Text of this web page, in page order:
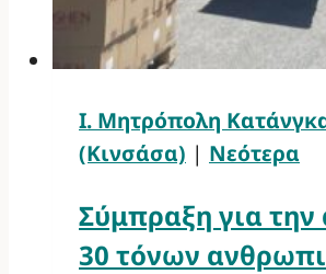
Ι. Μητρόπολη
(Κινσάσα) | Νεότερα
Σύμπραξη για
30 τόνων